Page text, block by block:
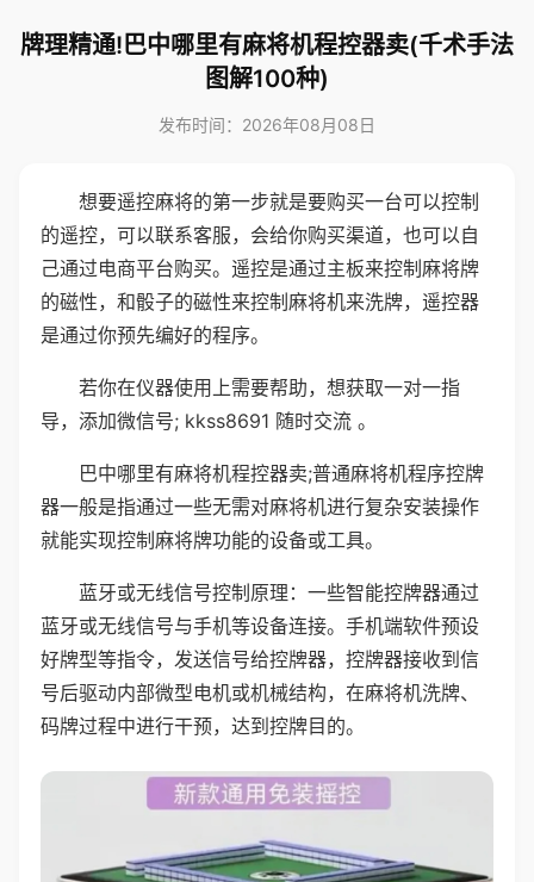
牌理精通!巴中哪里有麻将机程控器卖(千术手法
图解100种)
发布时间：2026年08月08日
想要遥控麻将的第一步就是要购买一台可以控制
的遥控，可以联系客服，会给你购买渠道，也可以自
己通过电商平台购买。遥控是通过主板来控制麻将牌
的磁性，和骰子的磁性来控制麻将机来洗牌，遥控器
是通过你预先编好的程序。
若你在仪器使用上需要帮助，想获取一对一指
导，添加微信号; kkss8691 随时交流 。
巴中哪里有麻将机程控器卖;普通麻将机程序控牌
器一般是指通过一些无需对麻将机进行复杂安装操作
就能实现控制麻将牌功能的设备或工具。
蓝牙或无线信号控制原理：一些智能控牌器通过
蓝牙或无线信号与手机等设备连接。手机端软件预设
好牌型等指令，发送信号给控牌器，控牌器接收到信
号后驱动内部微型电机或机械结构，在麻将机洗牌、
码牌过程中进行干预，达到控牌目的。